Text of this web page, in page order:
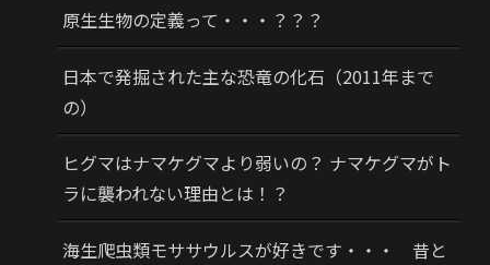
原生生物の定義って・・・？？？
日本で発掘された主な恐竜の化石（2011年まで
の）
ヒグマはナマケグマより弱いの？ ナマケグマがト
ラに襲われない理由とは！？
海生爬虫類モササウルスが好きです・・・ 昔と